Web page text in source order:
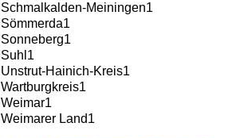
Schmalkalden-Meiningen1
Sömmerda1
Sonneberg1
Suhl 1
Unstrut-Hainich-Kreis1
Wartburgkreis1
Weimar1
Weimarer Land1